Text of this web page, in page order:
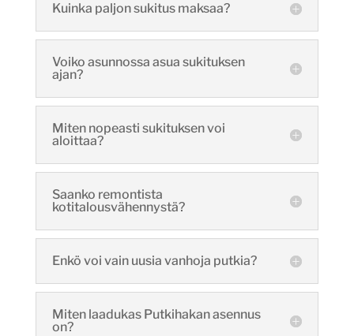
Kuinka paljon sukitus maksaa?
Voiko asunnossa asua sukituksen
ajan?
Miten nopeasti sukituksen voi
aloittaa?
Saanko remontista
kotitalousvähennystä?
Enkö voi vain uusia vanhoja putkia?
Miten laadukas Putkihakan asennus
on?